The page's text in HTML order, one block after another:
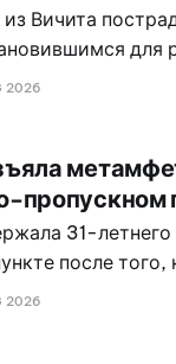
Вичита
для
перед
2026
пропускном
31-
после
2026